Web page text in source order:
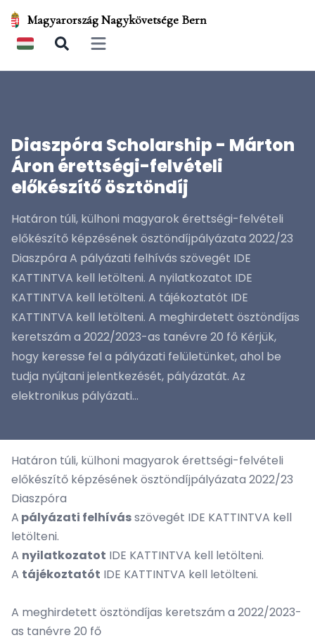
Magyarország Nagykövetsége Bern
Open main menu
Diaszpóra Scholarship - Márton
Áron érettségi-felvételi
előkészítő ösztöndíj
Határon túli, külhoni magyarok érettségi-felvételi
előkészítő képzésének ösztöndíjpályázata 2022/23
Diaszpóra A pályázati felhívás szövegét IDE
KATTINTVA kell letölteni. A nyilatkozatot IDE
KATTINTVA kell letölteni. A tájékoztatót IDE
KATTINTVA kell letölteni. A meghirdetett ösztöndíjas
keretszám a 2022/2023-as tanévre 20 fő Kérjük,
hogy keresse fel a pályázati felületünket, ahol be
tudja nyújtani jelentkezését, pályázatát. Az
elektronikus pályázati...
Határon túli, külhoni magyarok érettségi-felvételi
előkészítő képzésének ösztöndíjpályázata 2022/23
Diaszpóra
A pályázati felhívásszövegét IDE KATTINTVA kell
letölteni.
A nyilatkozatot IDE KATTINTVA kell letölteni.
A tájékoztatót IDE KATTINTVA kell letölteni.
A meghirdetett ösztöndíjas keretszám a 2022/2023-
as tanévre 20 fő